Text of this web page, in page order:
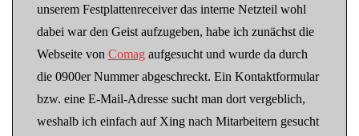
unserem Festplattenreceiver das interne Netzteil wohl
dabei war den Geist aufzugeben, habe ich zunächst die
Webseite von Comag aufgesucht und wurde da durch
die 0900er Nummer abgeschreckt. Ein Kontaktformular
bzw. eine E-Mail-Adresse sucht man dort vergeblich,
weshalb ich einfach auf Xing nach Mitarbeitern gesucht